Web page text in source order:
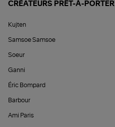
CRÉATEURS PRÊT-À-PORTER
Kujten
Samsoe Samsoe
Soeur
Ganni
Éric Bompard
Barbour
Ami Paris